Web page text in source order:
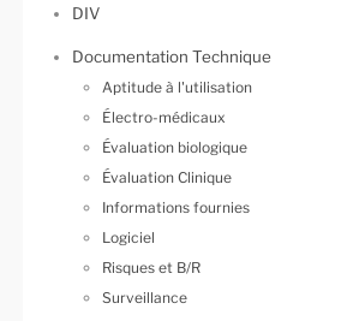
DIV
Documentation Technique
Aptitude à l'utilisation
Électro-médicaux
Évaluation biologique
Évaluation Clinique
Informations fournies
Logiciel
Risques et B/R
Surveillance